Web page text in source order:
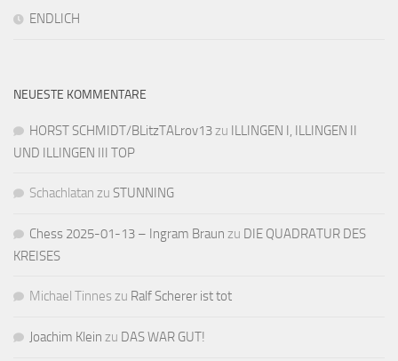
ENDLICH
NEUESTE KOMMENTARE
HORST SCHMIDT/BLitzTALrov13zu ILLINGEN I, ILLINGEN II
UND ILLINGEN III TOP
Schachlatan zu STUNNING
Chess 2025-01-13 – Ingram Braun zu DIE QUADRATUR DES
KREISES
Michael Tinnes zu Ralf Scherer ist tot
Joachim Klein zu DAS WAR GUT!